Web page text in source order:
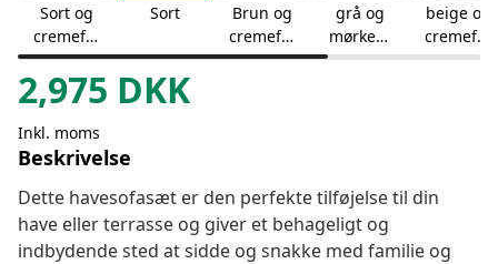
Sort og
cremefar
vet
Sort
Brun og
cremefar
vet
grå og
mørkegr
å
beige og
cremefar
vet
2,975 DKK
Inkl. moms
Beskrivelse
Dette havesofasæt er den perfekte tilføjelse til din
have eller terrasse og giver et behageligt og
indbydende sted at sidde og snakke med familie og